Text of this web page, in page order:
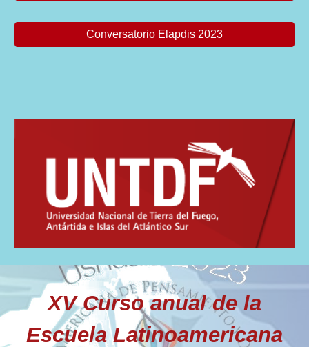
Conversatorio Elapdis 2023
XV Curso anual de la
Escuela Latinoamericana